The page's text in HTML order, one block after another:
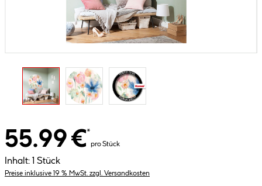
55.99 €*
pro Stück
Inhalt: 1 Stück
Preise inklusive 19 % MwSt. zzgl. Versandkosten